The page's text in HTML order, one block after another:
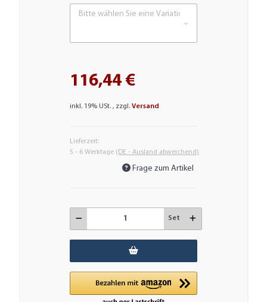
Bitte wählen Sie eine Variation.
116,44 €
inkl. 19% USt. , zzgl.Versand
Lieferzeit:
5 - 6 Werktage (DE - Ausland abweichend)
Frage zum Artikel
Set